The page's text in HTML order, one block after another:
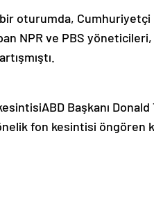
bir oturumda,
NPR ve PBS
Başkanı Donald
fon kesintisi öngören